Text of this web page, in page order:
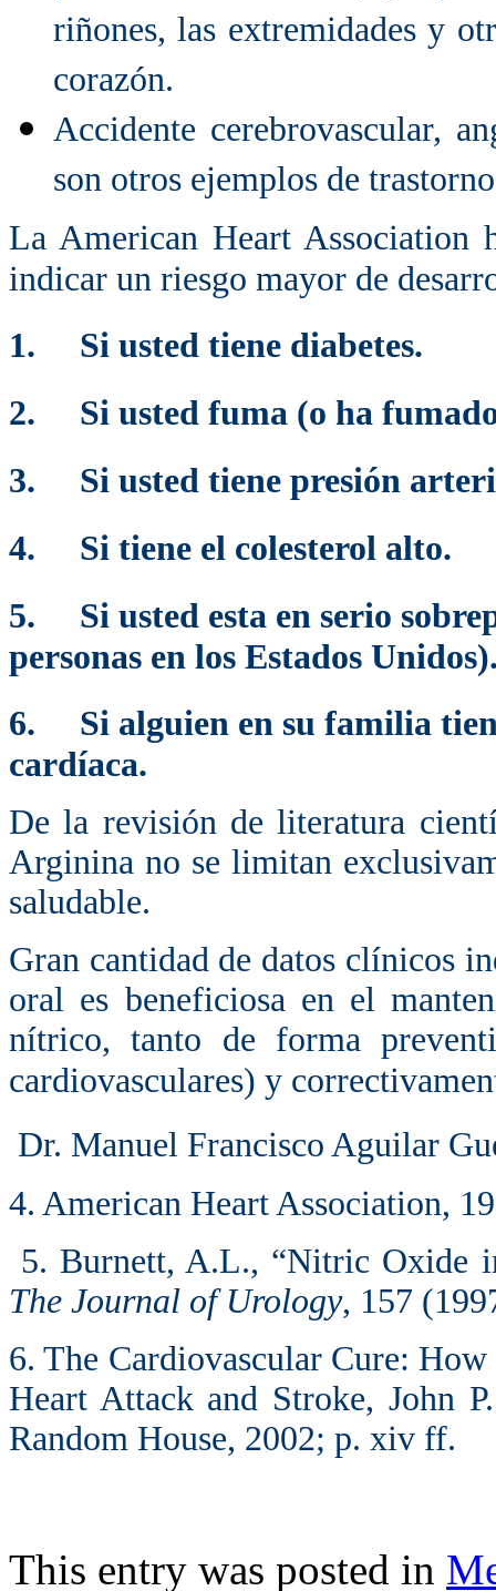
riñones, las extremidades y
corazón.
Accidente cerebrovascular,
son otros ejemplos de
La American Heart Association
indicar un riesgo mayor de
1.
Si usted tiene diabetes.
2.
Si usted fuma (o ha
3.
Si usted tiene presión
4.
Si tiene el colesterol alto.
5.
Si usted esta en serio
personas en los Estados
6.
Si alguien en su familia
cardíaca.
De la revisión de literatura
Arginina no se limitan
saludable.
Gran cantidad de datos clínicos
oral es beneficiosa en el
nítrico, tanto de forma
cardiovasculares) y
Dr. Manuel Francisco Aguilar
4. American Heart Association,
5. Burnett, A.L., “Nitric Oxide
The Journal of Urology, 157
6. The Cardiovascular Cure:
Heart Attack and Stroke, John
Random House, 2002; p. xiv ff.
This entry was posted in